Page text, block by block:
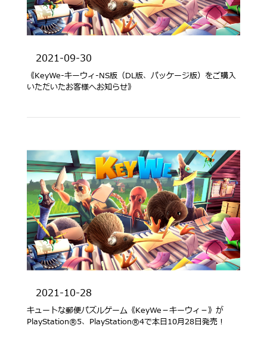
2021-09-30
《KeyWe‐キーウィ‐NS版（DL版、パッケージ版）をご購入
いただいたお客様へお知らせ》
2021-10-28
キュートな郵便パズルゲーム《KeyWe－キーウィ－》が
PlayStation®5、PlayStation®4で本日10月28日発売！